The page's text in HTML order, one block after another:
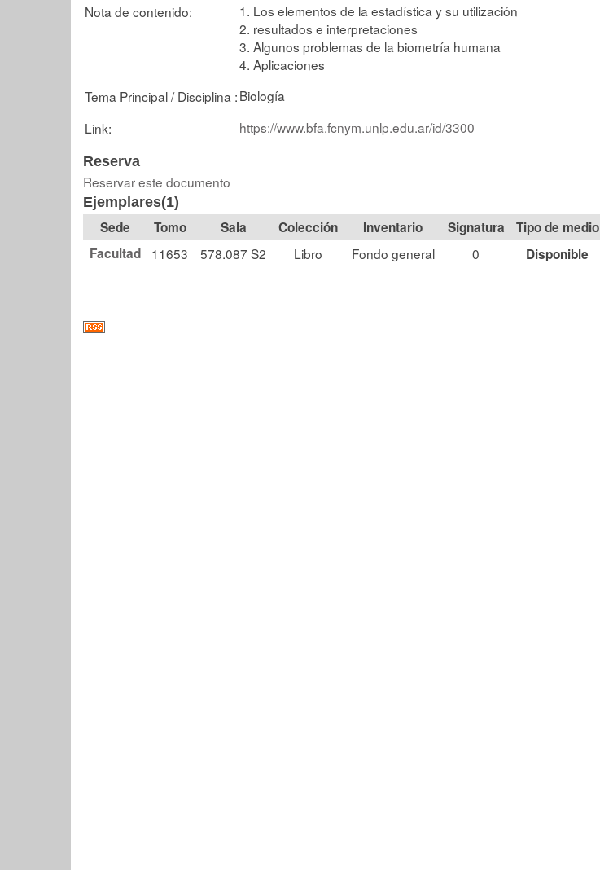
Nota de contenido:
1. Los elementos de la estadística y su utilización
2. resultados e interpretaciones
3. Algunos problemas de la biometría humana
4. Aplicaciones
Tema Principal / Disciplina :Biología
Link:
https://www.bfa.fcnym.unlp.edu.ar/id/3300
Reserva
Reservar este documento
Ejemplares(1)
Tomo Sala Colección Signatura Tipo de medio
Facultad
11653 578.087 S2 Libro Fondo general 0 Disponible